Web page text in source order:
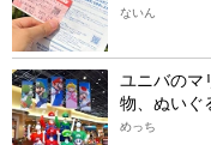
ないん
ユニバのマ
物、ぬいぐ
めっち